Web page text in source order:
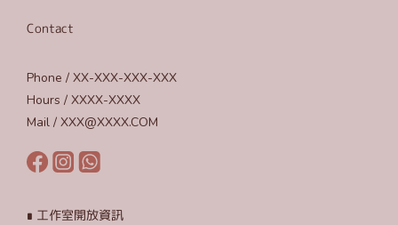
Contact
Phone / XX-XXX-XXX-XXX
Hours / XXXX-XXXX
Mail / XXX@XXXX.COM
∎ 工作室開放資訊